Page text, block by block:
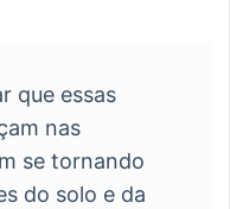
que essas
nas
se tornando
do solo e da